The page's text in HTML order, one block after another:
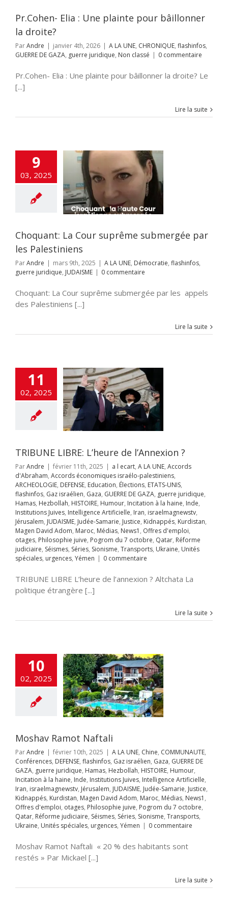
Pr.Cohen- Elia : Une plainte pour bâillonner
la droite?
ParAndre | janvier 4th, 2026 | A LA UNE, CHRONIQUE, flashinfos,
GUERRE DE GAZA, guerre juridique, Non classé | 0 commentaire
Pr.Cohen- Elia : Une plainte pour bâillonner la droite? Le
[...]
Lire la suite
9
03, 2025
La Cour
submergée
Démocratie
Choquant: La Cour suprême submergée par
les Palestiniens
ParAndre | mars 9th, 2025 | A LA UNE, Démocratie, flashinfos,
guerre juridique, JUDAISME | 0 commentaire
Choquant: La Cour suprême submergée par les appels
des Palestiniens [...]
Lire la suite
11
02, 2025
?
LA UNE
Accords
Gaza GUERRE DE
juridique
Hezbollah
Humour
à la haine Inde
Juives
Artificielle
Justice
Kurdistan
Adom Maroc
News1 Offres
otages
juive Pogrom
Qatar
judiciaire
Séries Sionisme
Ukraine Unités
urgences Yémen
TRIBUNE LIBRE: L’heure de l’Annexion ?
ParAndre | février 11th, 2025 | a l ecart, A LA UNE, Accords
d'Abraham, Accords économiques israélo-palestiniens,
ARCHEOLOGIE, DEFENSE, Education, Élections, ETATS-UNIS,
flashinfos, Gaz israélien, Gaza, GUERRE DE GAZA, guerre juridique,
Hamas, Hezbollah, HISTOIRE, Humour, Incitation à la haine, Inde,
Institutions Juives, Intelligence Artificielle, Iran, israelmagnewstv,
Jérusalem, JUDAISME, Judée-Samarie, Justice, Kidnappés, Kurdistan,
Magen David Adom, Maroc, Médias, News1 , Offres d'emploi,
otages, Philosophie juive, Pogrom du 7 octobre, Qatar, Réforme
judiciaire, Séismes, Séries, Sionisme, Transports, Ukraine, Unités
spéciales, urgences, Yémen | 0 commentaire
TRIBUNE LIBRE L’heure de l’annexion ? Altchata La
politique étrangère [...]
Lire la suite
10
02, 2025
Ramot Naftali
UNE
HISTOIRE
Incitation à la
Institutions
Intelligence
Iran
JUDAISME
Adom
Maroc
News1 Offres
otages
juive Pogrom
Qatar
judiciaire
Séries Sionisme
Ukraine Unités
urgences Yémen
Moshav Ramot Naftali
ParAndre | février 10th, 2025 | A LA UNE, Chine, COMMUNAUTE,
Conférences, DEFENSE, flashinfos, Gaz israélien, Gaza, GUERRE DE
GAZA, guerre juridique, Hamas, Hezbollah, HISTOIRE, Humour,
Incitation à la haine, Inde, Institutions Juives, Intelligence Artificielle,
Iran, israelmagnewstv, Jérusalem, JUDAISME, Judée-Samarie, Justice,
Kidnappés, Kurdistan, Magen David Adom, Maroc, Médias, News1 ,
Offres d'emploi, otages, Philosophie juive, Pogrom du 7 octobre,
Qatar, Réforme judiciaire, Séismes, Séries, Sionisme, Transports,
Ukraine, Unités spéciales, urgences, Yémen | 0 commentaire
Moshav Ramot Naftali « 20 % des habitants sont
restés » Par Mickael [...]
Lire la suite
: l’Atmos 2000
détrône le
KNDS France
LA UNE
Accords
Anti-
Antisémitisme
Conférences